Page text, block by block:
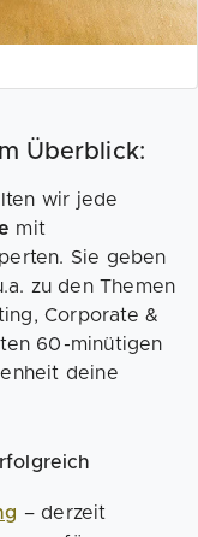
Überblick:
wir jede
mit
Sie geben
zu den Themen
Corporate &
60-minütigen
deine
– derzeit